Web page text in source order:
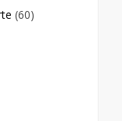
(60)